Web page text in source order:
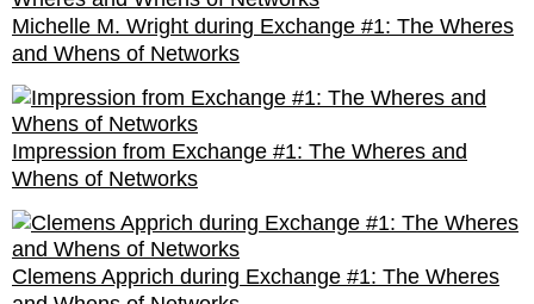
Michelle M. Wright during Exchange #1: The Wheres
and Whens of Networks
Impression from Exchange #1: The Wheres and
Whens of Networks
Clemens Apprich during Exchange #1: The Wheres